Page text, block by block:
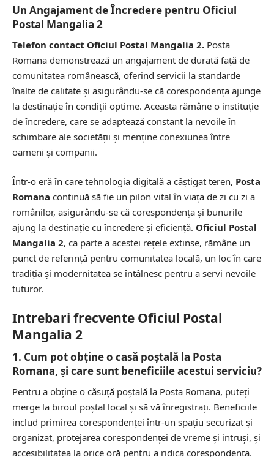
Un Angajament de Încredere pentru Oficiul
Postal Mangalia 2
Telefon contact Oficiul Postal Mangalia 2. Posta
Romana demonstrează un angajament de durată față de
comunitatea românească, oferind servicii la standarde
înalte de calitate și asigurându-se că corespondența ajunge
la destinație în condiții optime. Aceasta rămâne o instituție
de încredere, care se adaptează constant la nevoile în
schimbare ale societății și menține conexiunea între
oameni și companii.
Într-o eră în care tehnologia digitală a câștigat teren, Posta
Romana continuă să fie un pilon vital în viața de zi cu zi a
românilor, asigurându-se că corespondența și bunurile
ajung la destinație cu încredere și eficiență. Oficiul Postal
Mangalia 2, ca parte a acestei rețele extinse, rămâne un
punct de referință pentru comunitatea locală, un loc în care
tradiția și modernitatea se întâlnesc pentru a servi nevoile
tuturor.
Intrebari frecvente Oficiul Postal
Mangalia 2
1. Cum pot obține o casă poștală la Posta
Romana, și care sunt beneficiile acestui serviciu?
Pentru a obține o căsuță poștală la Posta Romana, puteți
merge la biroul poștal local și să vă înregistrați. Beneficiile
includ primirea corespondenței într-un spațiu securizat și
organizat, protejarea corespondenței de vreme și intruși, și
accesibilitatea la orice oră pentru a ridica corespondența.